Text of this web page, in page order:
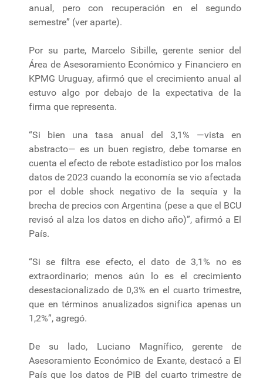
anual, pero con recuperación en el segundo
semestre” (ver aparte).
Por su parte, Marcelo Sibille, gerente senior del
Área de Asesoramiento Económico y Financiero en
KPMG Uruguay, afirmó que el crecimiento anual al
estuvo algo por debajo de la expectativa de la
firma que representa.
“Si bien una tasa anual del 3,1% —vista en
abstracto— es un buen registro, debe tomarse en
cuenta el efecto de rebote estadístico por los malos
datos de 2023 cuando la economía se vio afectada
por el doble shock negativo de la sequía y la
brecha de precios con Argentina (pese a que el BCU
revisó al alza los datos en dicho año)”, afirmó a El
País.
“Si se filtra ese efecto, el dato de 3,1% no es
extraordinario; menos aún lo es el crecimiento
desestacionalizado de 0,3% en el cuarto trimestre,
que en términos anualizados significa apenas un
1,2%”, agregó.
De su lado, Luciano Magnífico, gerente de
Asesoramiento Económico de Exante, destacó a El
País que los datos de PIB del cuarto trimestre de